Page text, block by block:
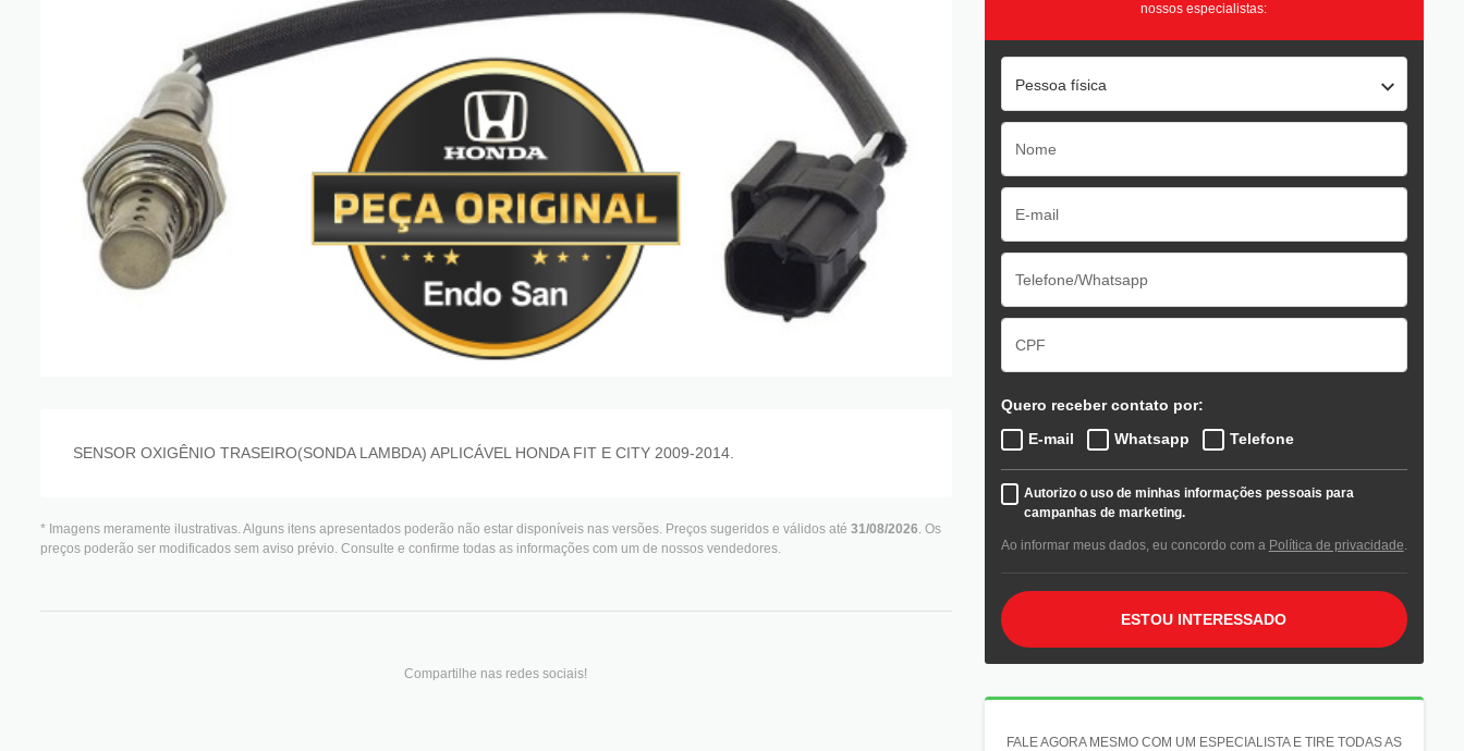
SENSOR OXIGÊNIO TRASEIRO(SONDA LAMBDA) APLICÁVEL HONDA FIT E CITY 2009-2014.
* Imagens meramente ilustrativas. Alguns itens apresentados poderão não estar disponíveis nas versões. Preços sugeridos e válidos até 31/08/2026. Os
preços poderão ser modificados sem aviso prévio. Consulte e confirme todas as informações com um de nossos vendedores.
Compartilhe nas redes sociais!
nossos especialistas:
Pessoa física
Quero receber contato por:
E-mail
Whatsapp Telefone
Autorizo o uso de minhas informações pessoais para
campanhas de marketing.
Ao informar meus dados, eu concordo com a Política de privacidade.
ESTOU INTERESSADO
FALE AGORA MESMO COM UM ESPECIALISTA E TIRE TODAS AS